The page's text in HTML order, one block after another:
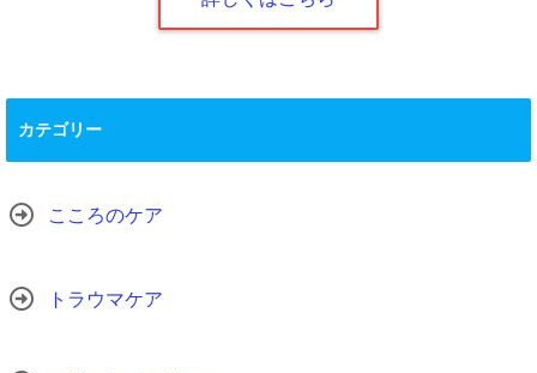
カテゴリー
こころのケア
トラウマケア